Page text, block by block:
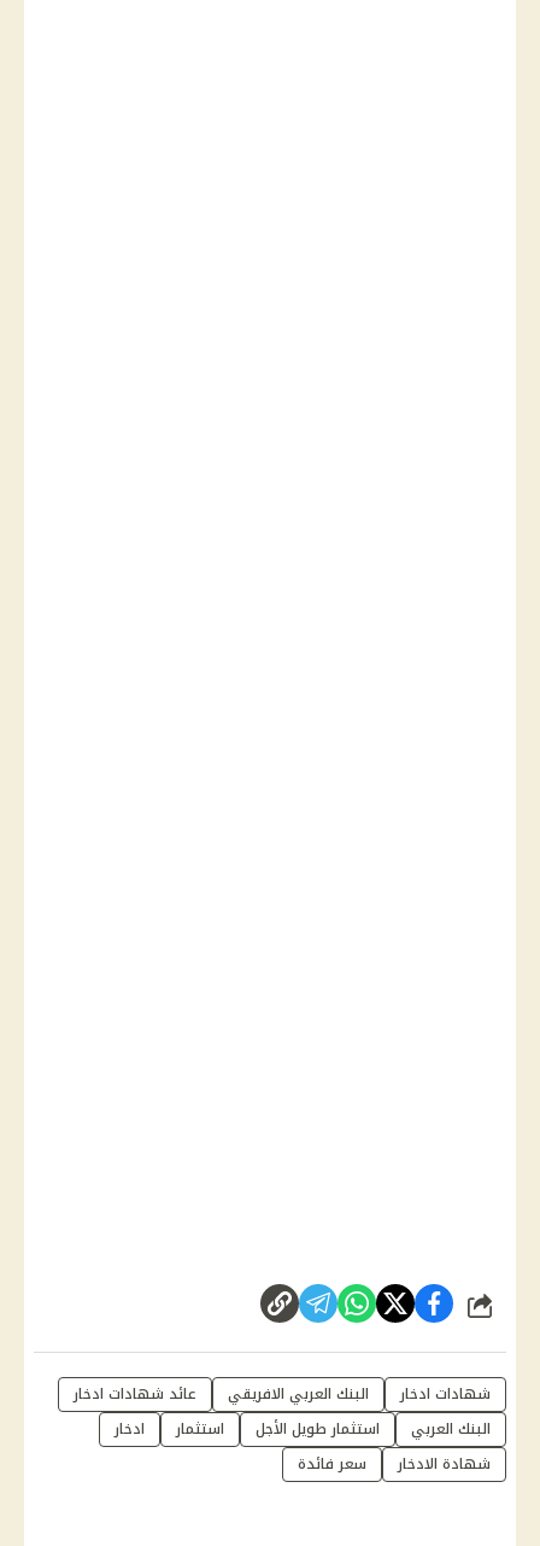
شارك
شهادات ادخار البنك العربي الافريقي
عائد شهادات ادخار
البنك العربي
استثمار طويل الأجل استثمار
ادخار
شهادة الادخار
سعر فائدة